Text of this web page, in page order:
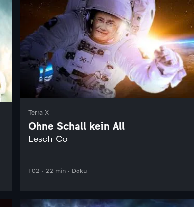
Terra X
Ohne Schall kein All
Lesch Co
F02 · 22 min · Doku